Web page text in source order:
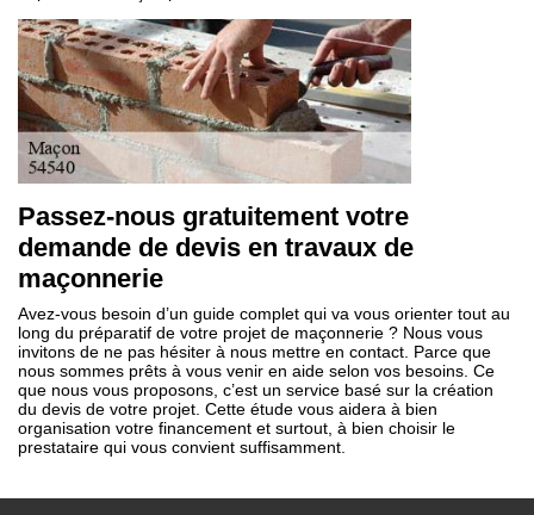
Passez-nous gratuitement votre
demande de devis en travaux de
maçonnerie
Avez-vous besoin d’un guide complet qui va vous orienter tout au
long du préparatif de votre projet de maçonnerie ? Nous vous
invitons de ne pas hésiter à nous mettre en contact. Parce que
nous sommes prêts à vous venir en aide selon vos besoins. Ce
que nous vous proposons, c’est un service basé sur la création
du devis de votre projet. Cette étude vous aidera à bien
organisation votre financement et surtout, à bien choisir le
prestataire qui vous convient suffisamment.